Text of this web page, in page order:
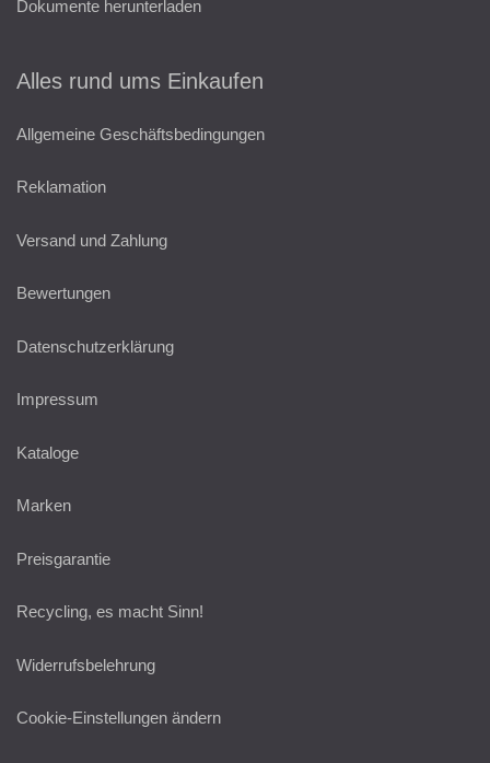
Dokumente herunterladen
Alles rund ums Einkaufen
Allgemeine Geschäftsbedingungen
Reklamation
Versand und Zahlung
Bewertungen
Datenschutzerklärung
Impressum
Kataloge
Marken
Preisgarantie
Recycling, es macht Sinn!
Widerrufsbelehrung
Cookie-Einstellungen ändern